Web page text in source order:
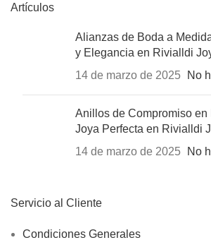
Artículos
Alianzas de Boda a
y Elegancia en Rivialldi
14 de marzo de 2025
No
Anillos de Compromiso en
Joya Perfecta en Rivialldi
14 de marzo de 2025
No
Servicio al Cliente
Condiciones Generales